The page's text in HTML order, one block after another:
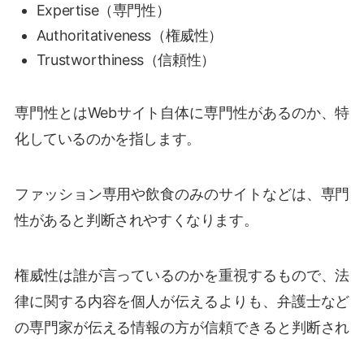
Expertise（専門性）
Authoritativeness（権威性）
Trustworthiness（信頼性）
専門性とはWebサイト自体に専門性があるのか、特
化しているのかを指します。
ファッション専用や飲食のみのサイトなどは、専門
性があると判断されやすくなります。
権威性は誰が言っているのかを重視するもので、法
律に関する内容を個人が伝えるよりも、弁護士など
の専門家が伝える情報の方が信頼できると判断され